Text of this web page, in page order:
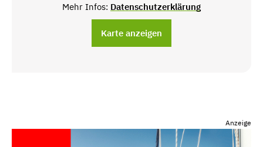
Mehr Infos: Datenschutzerklärung
Karte anzeigen
Anzeige